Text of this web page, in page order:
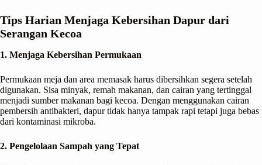
Tips Harian Menjaga Kebersihan Dapur dari
Serangan Kecoa
1. Menjaga Kebersihan Permukaan
Permukaan meja dan area memasak harus dibersihkan segera setelah
digunakan. Sisa minyak, remah makanan, dan cairan yang tertinggal
menjadi sumber makanan bagi kecoa. Dengan menggunakan cairan
pembersih antibakteri, dapur tidak hanya tampak rapi tetapi juga bebas
dari kontaminasi mikroba.
2. Pengelolaan Sampah yang Tepat